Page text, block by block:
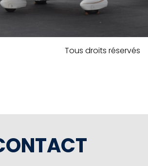
Tous droits réservés